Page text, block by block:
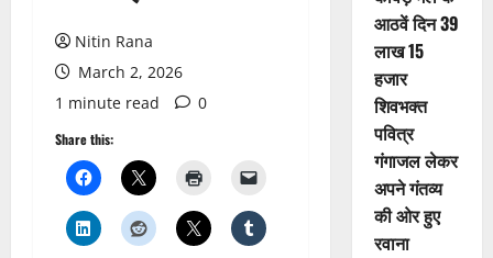
Nitin Rana
March 2, 2026
1 minute read
0
Share this:
आठवें दिन 39
लाख 15
हजार
शिवभक्त
पवित्र
गंगाजल लेकर
अपने गंतव्य
की ओर हुए
रवाना